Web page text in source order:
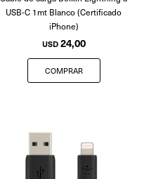
USB-C 1mt Blanco (Certificado
iPhone)
USD 24,00